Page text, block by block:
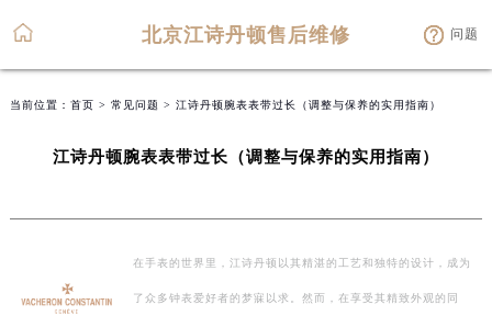
北京江诗丹顿售后维修 问题
当前位置： 首页 > 常见问题 > 江诗丹顿腕表表带过长（调整与保养的实用指南）
江诗丹顿腕表表带过长（调整与保养的实用指南）
在手表的世界里，江诗丹顿以其精湛的工艺和独特的设计，成为
了众多钟表爱好者的梦寐以求。然而，在享受其精致外观的同